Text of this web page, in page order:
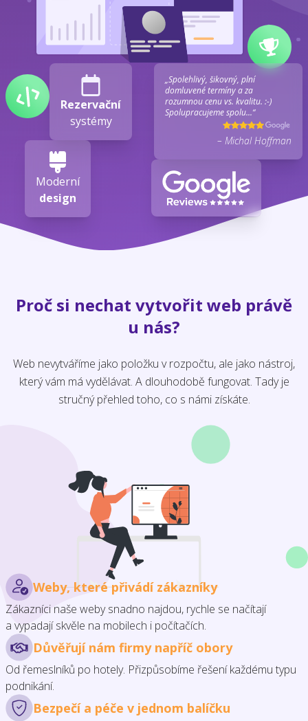
Rezervační
systémy
Moderní
design
„Spolehlivý, šikovný, plní
domluvené termíny a za
rozumnou cenu vs. kvalitu. :-)
Spolupracujeme spolu...“
– Michal Hoffman
Proč si nechat vytvořit web právě
u nás?
Web nevytváříme jako položku v rozpočtu, ale jako nástroj,
který vám má vydělávat. A dlouhodobě fungovat. Tady je
stručný přehled toho, co s námi získáte.
Weby, které přivádí zákazníky
Zákazníci naše weby snadno najdou, rychle se načítají
a vypadají skvěle na mobilech i počítačích.
Důvěřují nám firmy napříč obory
Od řemeslníků po hotely. Přizpůsobíme řešení každému typu
podnikání.
Bezpečí a péče v jednom balíčku